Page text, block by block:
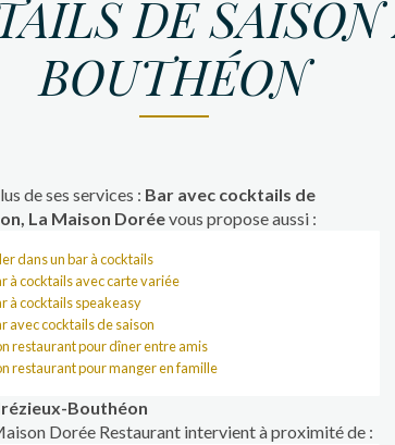
DE
BOUTHÉON
de ses services : Bar avec cocktails de
La Maison Doréevous propose aussi :
dans un bar à cocktails
à cocktails avec carte variée
à cocktails speakeasy
avec cocktails de saison
restaurant pour dîner entre amis
restaurant pour manger en famille
Bouthéon
Dorée Restaurant intervient à proximité de :